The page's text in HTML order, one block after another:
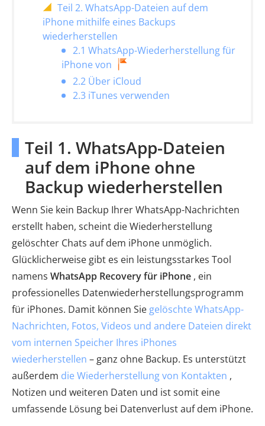
Teil 2. WhatsApp-Dateien auf dem
iPhone mithilfe eines Backups
wiederherstellen
2.1 WhatsApp-Wiederherstellung für
iPhone von
2.2 Über iCloud
2.3 iTunes verwenden
Teil 1. WhatsApp-Dateien
auf dem iPhone ohne
Backup wiederherstellen
Wenn Sie kein Backup Ihrer WhatsApp-Nachrichten
erstellt haben, scheint die Wiederherstellung
gelöschter Chats auf dem iPhone unmöglich.
Glücklicherweise gibt es ein leistungsstarkes Tool
namens WhatsApp Recovery für iPhone , ein
professionelles Datenwiederherstellungsprogramm
für iPhones. Damit können Sie gelöschte WhatsApp-
Nachrichten, Fotos, Videos und andere Dateien direkt
vom internen Speicher Ihres iPhones
wiederherstellen – ganz ohne Backup. Es unterstützt
außerdem die Wiederherstellung von Kontakten ,
Notizen und weiteren Daten und ist somit eine
umfassende Lösung bei Datenverlust auf dem iPhone.